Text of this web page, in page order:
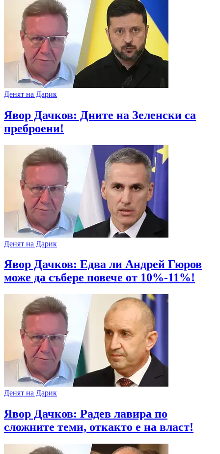
Денят на Дарик
Явор Дачков: Дните на Зеленски са
преброени!
Денят на Дарик
Явор Дачков: Едва ли Андрей Гюров
може да събере повече от 10%-11%!
Денят на Дарик
Явор Дачков: Радев лавира по
сложните теми, откакто е на власт!